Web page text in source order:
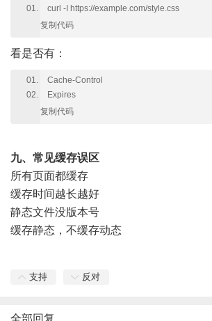
curl -I https://example.com/style.css
复制代码
看是否有：
Cache-Control
Expires
复制代码
九、常见缓存误区
所有页面都缓存
缓存时间越长越好
静态文件没版本号
缓存静态，不缓存动态
支持 反对
全部回复